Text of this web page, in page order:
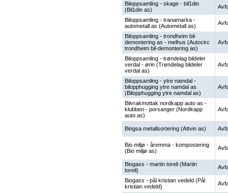
Biloppsamling - skage - bil1din
(Bil1din as)
Biloppsamling - tranamarka -
autometall as (Autometall as)
Biloppsamling - trondheim bil-
demontering as - melhus (Autocirc
trondheim bil-demontering as)
Biloppsamling - trøndelag bildeler
verdal - ørin (Trøndelag bildeler
verdal as)
Biloppsamling - ytre namdal -
bilopphugging ytre namdal as
(Bilopphugging ytre namdal as)
Bilvrakmottak nordkapp auto as -
klubben - porsanger (Nordkapp
auto as)
Bingsa metallsortering (Attvin as)
Bio miljø - åremma - kompostering
(Bio miljø as)
Biogass - martin toreli (Martin
toreli)
Biogass - pål kristian vedeld (Pål
kristian vedeld)